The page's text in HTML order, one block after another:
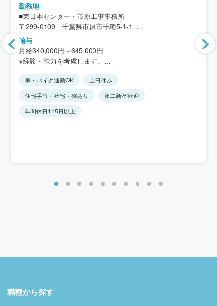
勤務地
■東日本センター・市原工事事務所
〒299-0109 千葉県市原市千種5-1-1
＜アクセス＞
JR内房線「姉ヶ崎駅」から車で約15分
※転勤：当面無し
給与
月給340,000円～645,000円
※経験・能力を考慮します。
＜想定年収＞
614万円～1060万円
・残業代支給有（想定年収は目安残業代を含みます）
・2025年度賞与実績：5.1ヶ月
車・バイク通勤OK
土日休み
住宅手当・社宅・寮あり
第二新卒歓迎
年間休日115日以上
職種から探す